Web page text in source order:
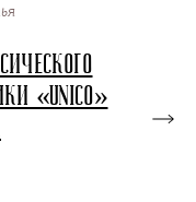
«Unico»